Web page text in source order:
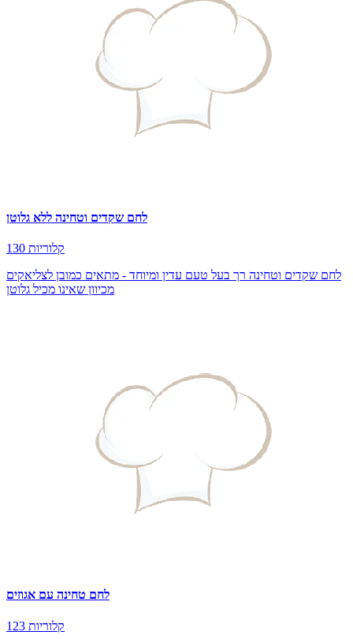
לחם שקדים וטחינה ללא גלוטן
130 קלוריות
לחם שקדים וטחינה רך בעל טעם עדין ומיוחד - מתאים כמובן לצליאקים
מכיוון שאינו מכיל גלוטן
לחם טחינה עם אגוזים
123 קלוריות